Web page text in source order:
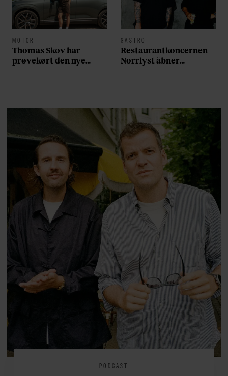
MOTOR
Thomas Skov har
prøvekørt den nye
GASTRO
Restaurantkoncernen
Norrlyst åbner
PODCAST